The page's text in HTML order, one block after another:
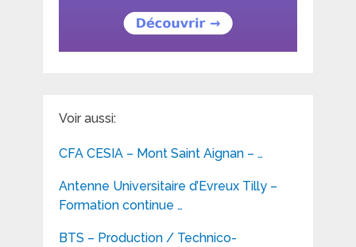
Voir aussi:
CFA CESIA – Mont Saint Aignan – …
Antenne Universitaire d’Evreux Tilly –
Formation continue …
BTS – Production / Technico-